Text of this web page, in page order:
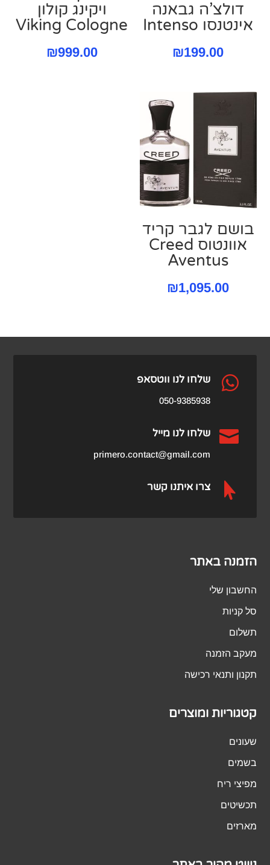
דולצ’ה גבאנה
אינטנסו Intenso
₪199.00
ויקינג קולון
Viking Cologne
₪999.00
בושם לגבר קריד
אוונטוס Creed
Aventus
₪1,095.00
 שלחו לנו ווטסאפ
050-9385938
 שלחו לנו מייל
primero.contact@gmail.com
 צרו איתנו קשר
הזמנה באתר
החשבון שלי
סל קניות
תשלום
מעקב הזמנה
תקנון ותנאי רכישה
קטגוריות ומוצרים
שעונים
בשמים
מפיצי ריח
תכשיטים
מארזים